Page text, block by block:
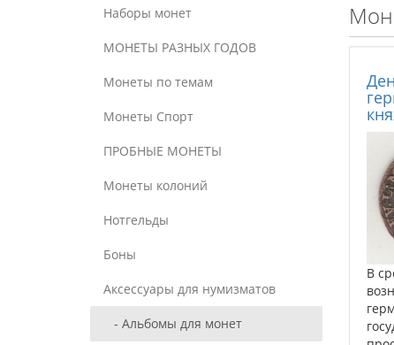
Наборы монет
МОНЕТЫ РАЗНЫХ ГОДОВ
Монеты по темам
Монеты Спорт
ПРОБНЫЕ МОНЕТЫ
Монеты колоний
Нотгельды
Боны
Аксессуары для нумизматов
- Альбомы для монет
В